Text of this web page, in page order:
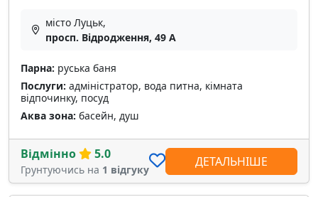
місто Луцьк,
просп. Відродження, 49 А
Парна: руська баня
Послуги: адміністратор, вода питна, кімната
відпочинку, посуд
Аква зона: басейн, душ
Відмінно 5.0
Грунтуючись на 1 відгуку
ДЕТАЛЬНІШЕ